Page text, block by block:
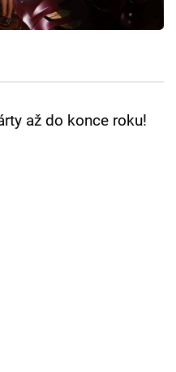
až do konce roku!